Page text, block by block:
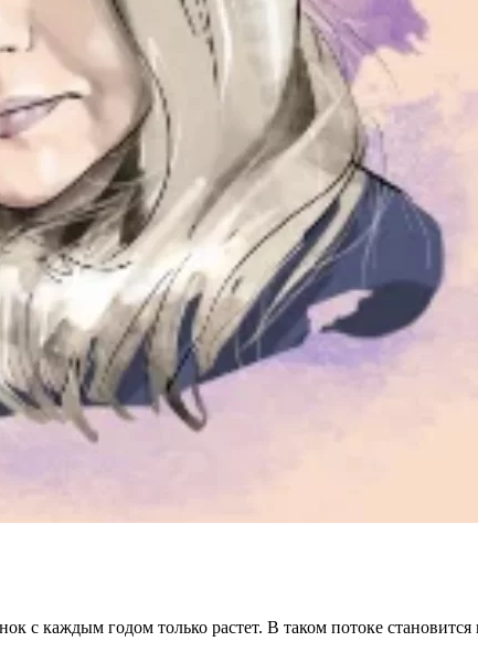
с каждым годом только растет. В таком потоке